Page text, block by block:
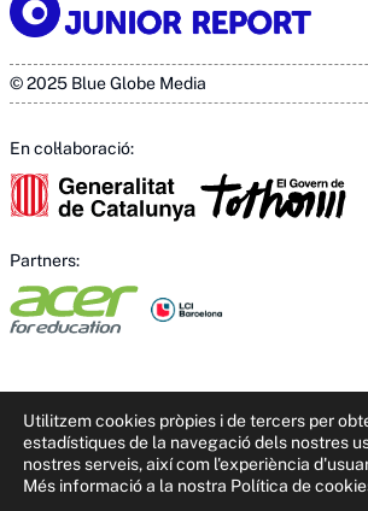
© 2025 Blue Globe Media
En col·laboració:
Partners:
Utilitzem cookies pròpies i de tercers per
estadístiques de la navegació dels nostres
nostres serveis, així com l'experiència
Més informació a la nostra Política de